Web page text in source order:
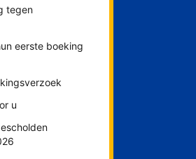
tegen
eerste boeking
u